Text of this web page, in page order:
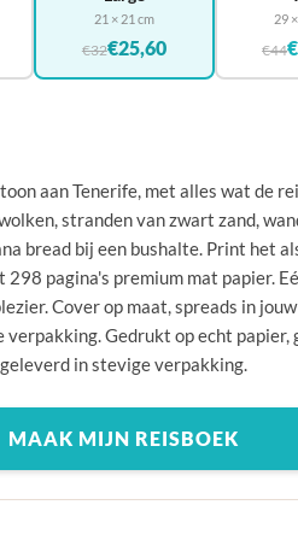
CYPRUS
ESTLAND
FINLAND
FRANKRIJK
GRIEKENLAND
HONGARIJE
ITALIË
21 × 21 cm
€32€25,60
29
€44
aan Tenerife, met alles wat de
stranden van zwart zand,
bread bij een bushalte. Print het
298 pagina's premium mat papier.
Cover op maat, spreads in
Gedrukt op echt papier,
in stevige verpakking.
MAAK MIJN REISBOEK